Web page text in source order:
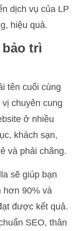
dịch vụ của LP
hiệu quả.
trì
tên cuối cùng
chuyên cung
ở nhiều
khách sạn,
và phải chăng.
sẽ giúp bạn
hơn 90% và
được kết quả.
SEO, thân